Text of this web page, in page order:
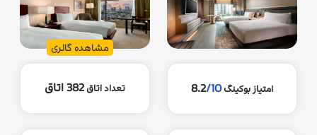
مشاهده گالری
امتیاز بوکینگ 8.2/10 تعداد اتاق382 اتاق